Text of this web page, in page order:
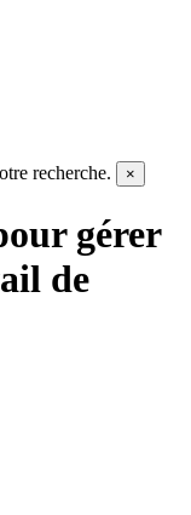
recherche. ×
gérer
de